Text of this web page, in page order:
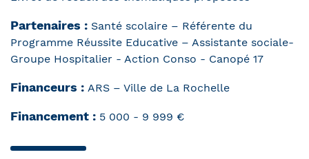
Partenaires : Santé scolaire – Référente du
Programme Réussite Educative – Assistante sociale-
Groupe Hospitalier - Action Conso - Canopé 17
Financeurs : ARS – Ville de La Rochelle
Financement : 5 000 - 9 999 €